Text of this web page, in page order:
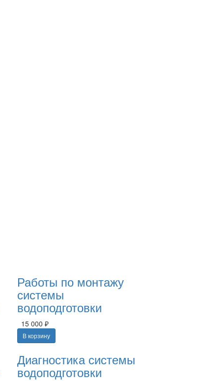
Работы по монтажу
системы
водоподготовки
15 000 ₽
В корзину
Диагностика системы
водоподготовки